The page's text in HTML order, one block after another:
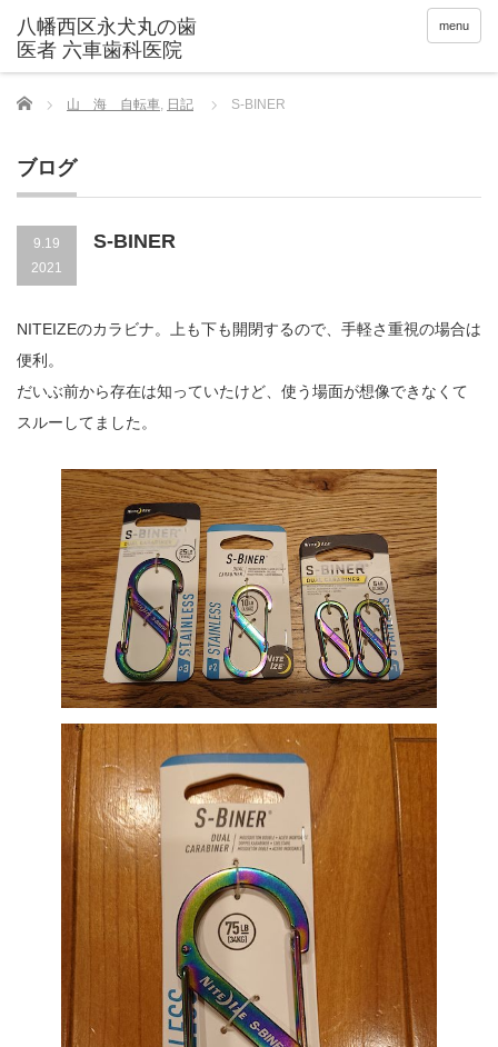
menu
Home 山 海 自転車, 日記 S-BINER
ブログ
9.19
2021
S-BINER
NITEIZEのカラビナ。上も下も開閉するので、手軽さ重視の場合は
便利。
だいぶ前から存在は知っていたけど、使う場面が想像できなくて
スルーしてました。